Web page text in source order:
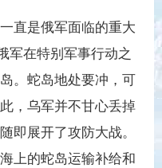
直是俄军面临的重大
军在特别军事行动之
。蛇岛地处要冲，可
，乌军并不甘心丢掉
即展开了攻防大战。
上的蛇岛运输补给和